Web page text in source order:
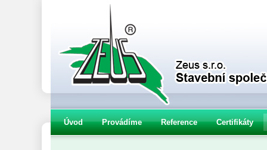
Úvod Provádíme Reference Certifikáty